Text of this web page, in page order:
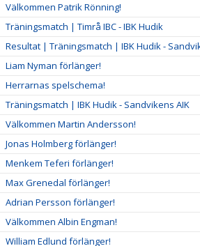
Välkommen Patrik Rönning!
Träningsmatch | Timrå IBC - IBK Hudik
Resultat | Träningsmatch | IBK Hudik -
Liam Nyman förlänger!
Herrarnas spelschema!
Träningsmatch | IBK Hudik - Sandvikens AIK
Välkommen Martin Andersson!
Jonas Holmberg förlänger!
Menkem Teferi förlänger!
Max Grenedal förlänger!
Adrian Persson förlänger!
Välkommen Albin Engman!
William Edlund förlänger!